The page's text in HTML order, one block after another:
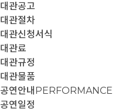
대관공고
대관절차
대관신청서식
대관료
대관규정
대관물품
공연안내 PERFORMANCE
공연일정